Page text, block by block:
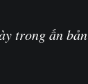
trong ấn